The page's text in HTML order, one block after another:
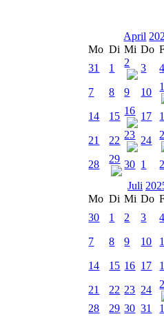
April
Mo Di Mi Do
31
1 2 3 4
7 8 9 10
14 15 16 17
21 22 23 24
28 29 30 1 2
Juli
Mo Di Mi Do
30
1 2 3 4
7 8 9 10
14 15 16 17
21 22 23 24
28 29 30 31 1